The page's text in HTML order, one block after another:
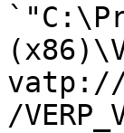
vatp://
/